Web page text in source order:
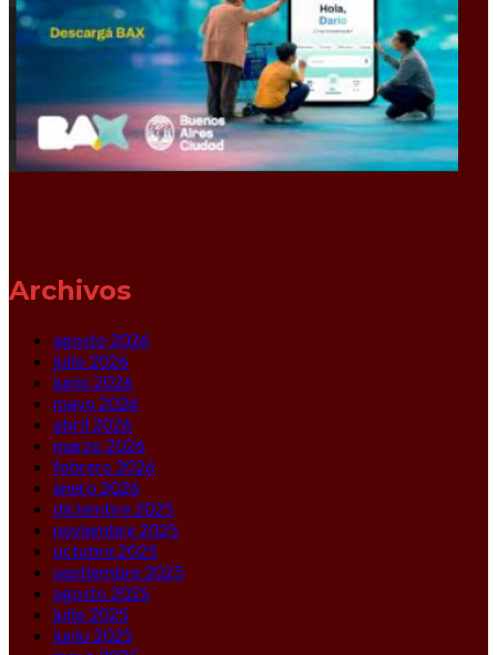
Archivos
agosto 2026
julio 2026
junio 2026
mayo 2026
abril 2026
marzo 2026
febrero 2026
enero 2026
diciembre 2025
noviembre 2025
octubre 2025
septiembre 2025
agosto 2025
julio 2025
junio 2025